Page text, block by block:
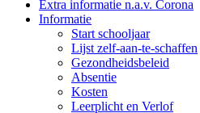
Extra informatie n.a.v. Corona
Informatie
Start schooljaar
Lijst zelf-aan-te-schaffen
Gezondheidsbeleid
Absentie
Kosten
Leerplicht en Verlof